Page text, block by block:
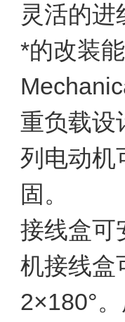
灵活的进
*的改装
重负载设
列电动机
固。
接线盒可
机接线盒
2×180°